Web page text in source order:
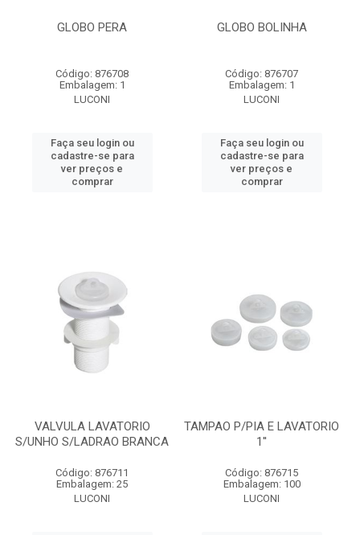
GLOBO PERA
Código: 876708
Embalagem: 1
LUCONI
Faça seu login ou
cadastre-se para
ver preços e
comprar
GLOBO BOLINHA
Código: 876707
Embalagem: 1
LUCONI
Faça seu login ou
cadastre-se para
ver preços e
comprar
VALVULA LAVATORIO
S/UNHO S/LADRAO BRANCA
Código: 876711
Embalagem: 25
LUCONI
TAMPAO P/PIA E LAVATORIO
1''
Código: 876715
Embalagem: 100
LUCONI